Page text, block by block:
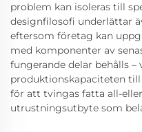
problem kan isoleras till
designfilosofi underlättar
eftersom företag kan
med komponenter av
fungerande delar behålls
produktionskapaciteten
för att tvingas fatta all-
utrustningsutbyte som